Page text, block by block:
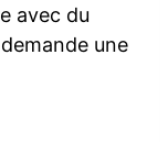
avec du
une